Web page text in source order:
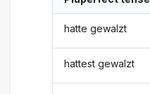
hatte gewalzt
hattest gewalzt